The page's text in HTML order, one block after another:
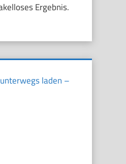
Ergebnis.
laden –